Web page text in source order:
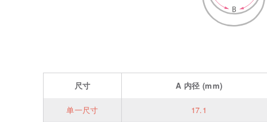
尺寸 A 内径 (mm)
单一尺寸 17.1